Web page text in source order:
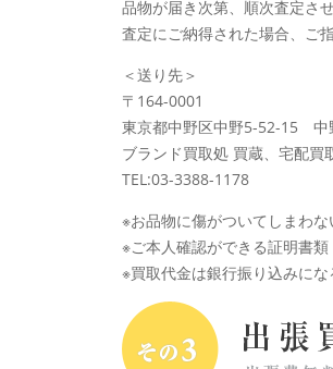
品物が届き次第、順次査定さ
査定にご納得された場合、ご
＜送り先＞
〒164-0001
東京都中野区中野5-52-15 中
ブランド買取処 買蔵、宅配買
TEL:03-3388-1178
※お品物に傷がついてしまわ
※ご本人確認ができる証明書
※買取代金は銀行振り込みに